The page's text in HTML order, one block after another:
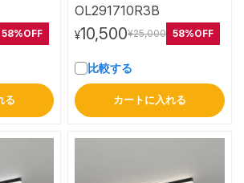
58%OFF
る
OL291710R3B
¥10,500¥25,000 58%OFF
比較する
カートに入れる